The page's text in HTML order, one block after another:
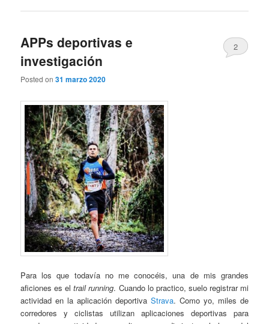
APPs deportivas e
investigación
Posted on31 marzo 2020
2
Para los que todavía no me conocéis, una de mis grandes
aficiones es eltrail running. Cuando lo practico, suelo registrar mi
actividad en la aplicación deportiva Strava. Como yo, miles de
corredores y ciclistas utilizan aplicaciones deportivas para